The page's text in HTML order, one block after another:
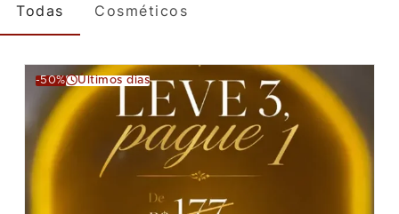
Todas Cosméticos
-50% Últimos dias